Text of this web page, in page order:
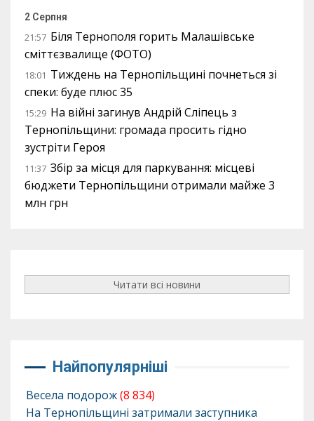
2 Серпня
21:57 Біля Тернополя горить Малашівське
сміттєзвалище (ФОТО)
18:01 Тиждень на Тернопільщині почнеться зі
спеки: буде плюс 35
15:29 На війні загинув Андрій Сліпець з
Тернопільщини: громада просить гідно
зустріти Героя
11:37 Збір за місця для паркування: місцеві
бюджети Тернопільщини отримали майже 3
млн грн
Читати всі новини
Найпопулярніші
Весела подорож(8 834)
На Тернопільщині затримали заступника